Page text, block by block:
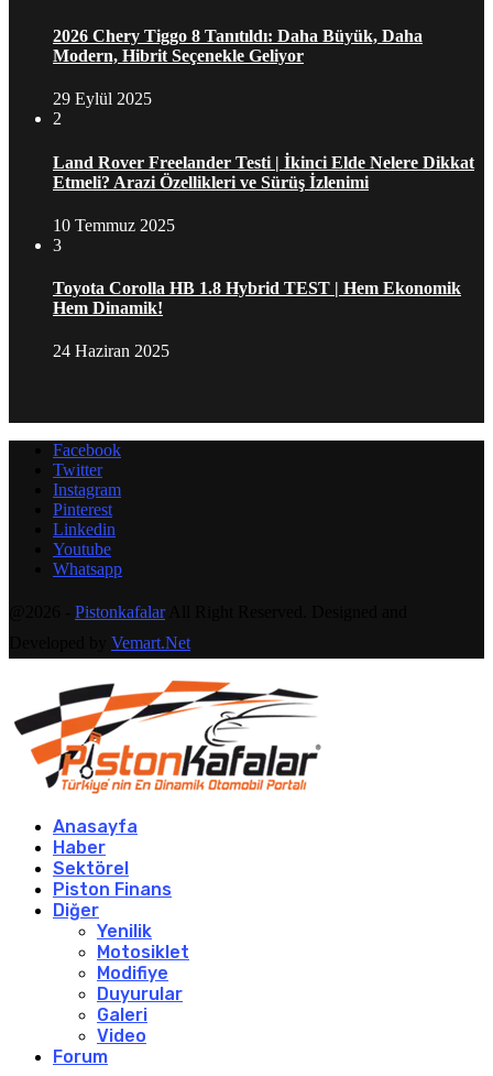
2026 Chery Tiggo 8 Tanıtıldı: Daha Büyük, Daha
Modern, Hibrit Seçenekle Geliyor
29 Eylül 2025
2
Land Rover Freelander Testi | İkinci Elde Nelere Dikkat
Etmeli? Arazi Özellikleri ve Sürüş İzlenimi
10 Temmuz 2025
3
Toyota Corolla HB 1.8 Hybrid TEST | Hem Ekonomik
Hem Dinamik!
24 Haziran 2025
Facebook
Twitter
Instagram
Pinterest
Linkedin
Youtube
Whatsapp
PistonkafalarAll Right Reserved. Designed and
Vemart.Net
Anasayfa
Haber
Sektörel
Piston Finans
Diğer
Yenilik
Motosiklet
Modifiye
Duyurular
Galeri
Video
Forum